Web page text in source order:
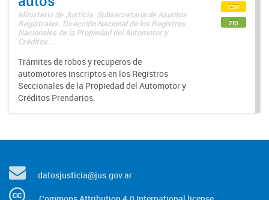
Ministerio de Justicia. Subsecretaría de Asuntos
Registrales. Dirección Nacional de los Registros
Nacionales de la Propiedad del Automotor y
Créditos ...
Trámites de robos y recuperos de
automotores inscriptos en los Registros
Seccionales de la Propiedad del Automotor y
Créditos Prendarios.
csv
zip
datosjusticia@jus.gov.ar